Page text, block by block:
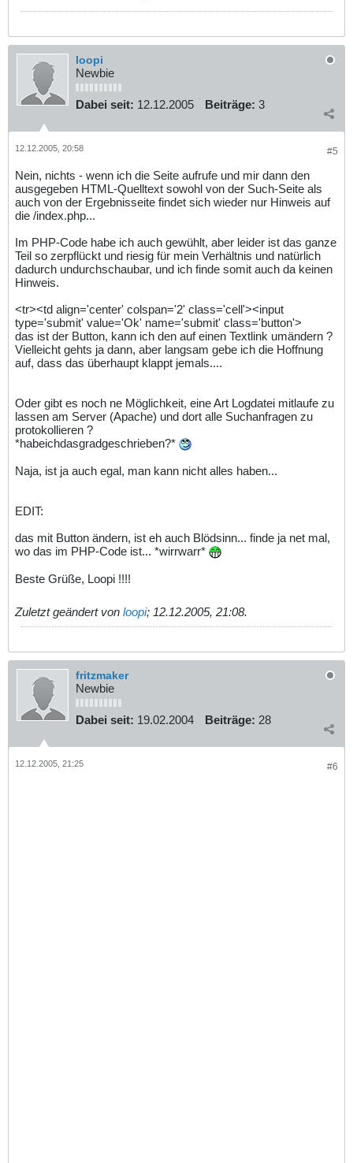
loopi
Newbie
Dabei seit: 12.12.2005 Beiträge: 3
#5
12.12.2005, 20:58
Nein, nichts - wenn ich die Seite aufrufe und mir dann den
ausgegeben HTML-Quelltext sowohl von der Such-Seite als
auch von der Ergebnisseite findet sich wieder nur Hinweis auf
die /index.php...
Im PHP-Code habe ich auch gewühlt, aber leider ist das ganze
Teil so zerpflückt und riesig für mein Verhältnis und natürlich
dadurch undurchschaubar, und ich finde somit auch da keinen
Hinweis.
<tr><td align='center' colspan='2' class='cell'><input
type='submit' value='Ok' name='submit' class='button'>
das ist der Button, kann ich den auf einen Textlink umändern ?
Vielleicht gehts ja dann, aber langsam gebe ich die Hoffnung
auf, dass das überhaupt klappt jemals....
Oder gibt es noch ne Möglichkeit, eine Art Logdatei mitlaufe zu
lassen am Server (Apache) und dort alle Suchanfragen zu
protokollieren ?
*habeichdasgradgeschrieben?*
Naja, ist ja auch egal, man kann nicht alles haben...
EDIT:
das mit Button ändern, ist eh auch Blödsinn... finde ja net mal,
wo das im PHP-Code ist... *wirrwarr*
Beste Grüße, Loopi !!!!
Zuletzt geändert von loopi; 12.12.2005, 21:08.
fritzmaker
Newbie
Dabei seit: 19.02.2004 Beiträge: 28
#6
12.12.2005, 21:25